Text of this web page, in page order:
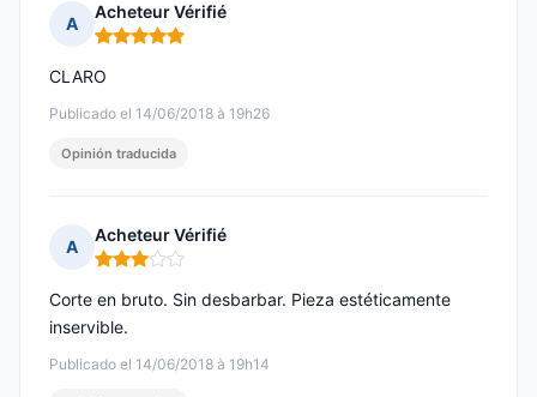
A
Acheteur Vérifié
Nota: 5 de 5
Publicado el 14/06/2018 à 19h26
CLARO
Opinión traducida
A
Acheteur Vérifié
Nota: 3 de 5
Publicado el 14/06/2018 à 19h14
Corte en bruto. Sin desbarbar. Pieza estéticamente
inservible.